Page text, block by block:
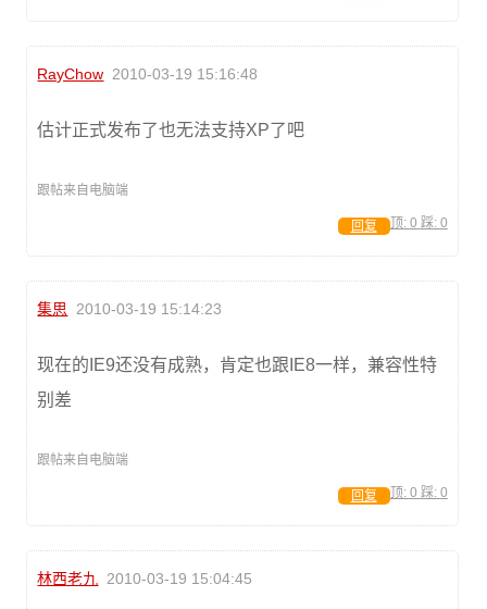
RayChow 2010-03-19 15:16:48
估计正式发布了也无法支持XP了吧
跟帖来自电脑端
顶: 0 踩: 0
回复
集思 2010-03-19 15:14:23
现在的IE9还没有成熟，肯定也跟IE8一样，兼容性特
别差
跟帖来自电脑端
顶: 0 踩: 0
回复
林西老九 2010-03-19 15:04:45